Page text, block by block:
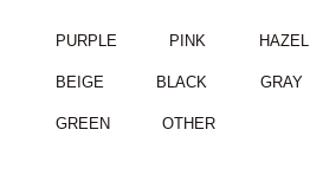
PURPLE PINK HAZEL
BEIGE BLACK GRAY
GREEN OTHER